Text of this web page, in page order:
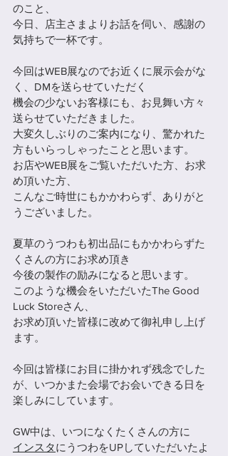
のこと、
今日、店主さまよりお話を伺い、感謝の
気持ちで一杯です。
今回はWEB展なのでお近くに展示会がな
く、DMを送らせていただく
機会の少ないお客様にも、お見舞い方々
送らせていただきました。
大変久しぶりのご案内になり、驚かれた
方もいらっしゃったことと思います。
お店やWEB展をご覧いただいた方、お求
め頂いた方、
こんなご時世にもかかわらず、ありがと
うございました。
夏草のうつわも初出品にもかかわらずた
くさんの方にお求め頂き
今後の製作の励みになると思います。
このような機会をいただいたThe Good
Luck Storeさん、
お求め頂いた皆様に改めて御礼申し上げ
ます。
今回は皆様にお目に掛かれず残念でした
が、いつかまた会場でお会いできる日を
楽しみにしています。
GW中は、いつになくたくさんの方に
インスタにうつわをUPしていただいたよ